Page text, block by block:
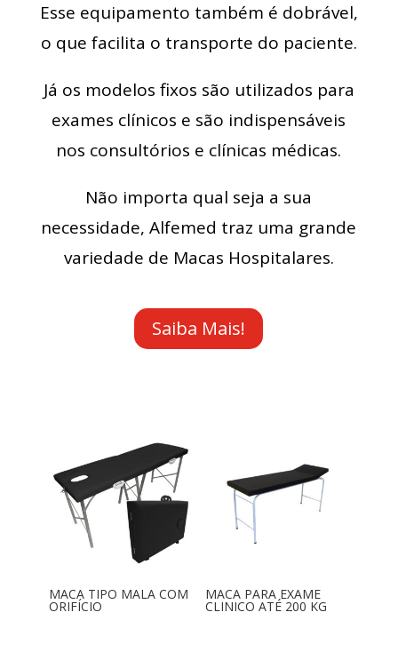
Esse equipamento também é dobrável,
o que facilita o transporte do paciente.
Já os modelos fixos são utilizados para
exames clínicos e são indispensáveis
nos consultórios e clínicas médicas.
Não importa qual seja a sua
necessidade, Alfemed traz uma grande
variedade de Macas Hospitalares.
Saiba Mais!
MACA TIPO MALA COM
ORIFÍCIO
MACA PARA EXAME
CLINICO ATÉ 200 KG